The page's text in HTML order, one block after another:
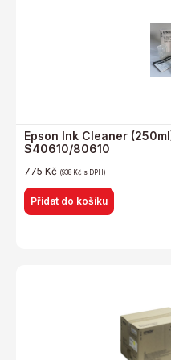
Epson Ink Cleaner
S40610/80610
775 Kč (938 Kč s DPH)
Přidat do košíku